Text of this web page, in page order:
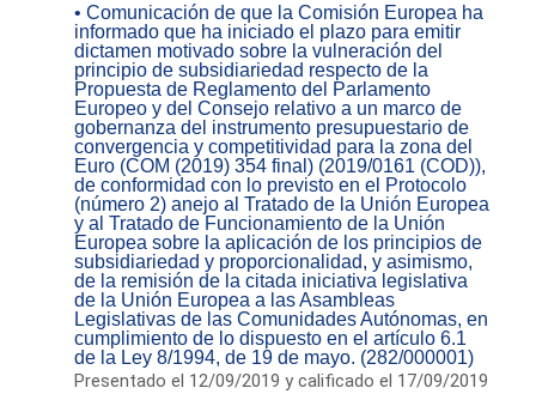
• Comunicación de que la Comisión Europea ha
informado que ha iniciado el plazo para emitir
dictamen motivado sobre la vulneración del
principio de subsidiariedad respecto de la
Propuesta de Reglamento del Parlamento
Europeo y del Consejo relativo a un marco de
gobernanza del instrumento presupuestario de
convergencia y competitividad para la zona del
Euro (COM (2019) 354 final) (2019/0161 (COD)),
de conformidad con lo previsto en el Protocolo
(número 2) anejo al Tratado de la Unión Europea
y al Tratado de Funcionamiento de la Unión
Europea sobre la aplicación de los principios de
subsidiariedad y proporcionalidad, y asimismo,
de la remisión de la citada iniciativa legislativa
de la Unión Europea a las Asambleas
Legislativas de las Comunidades Autónomas, en
cumplimiento de lo dispuesto en el artículo 6.1
de la Ley 8/1994, de 19 de mayo. (282/000001)
Presentado el 12/09/2019 y calificado el 17/09/2019